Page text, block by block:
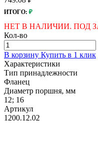
ИТОГО: ₽
НЕТ В НАЛИЧИИ. ПОД
Кол-во
В корзину Купить в 1 клик
Характеристики
Тип принадлежности
Фланец
Диаметр поршня, мм
12; 16
Артикул
1200.12.02